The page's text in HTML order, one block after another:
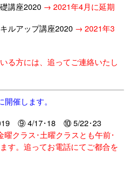
講座2020 → 2021年4月に延期
ルアップ講座2020 → 2021年3
る方には、追ってご連絡いたし
催します。
⑨ 4/17･18 ⑩ 5/22･23
クラス･土曜クラスとも午前･
す。追ってお電話にてご都合を